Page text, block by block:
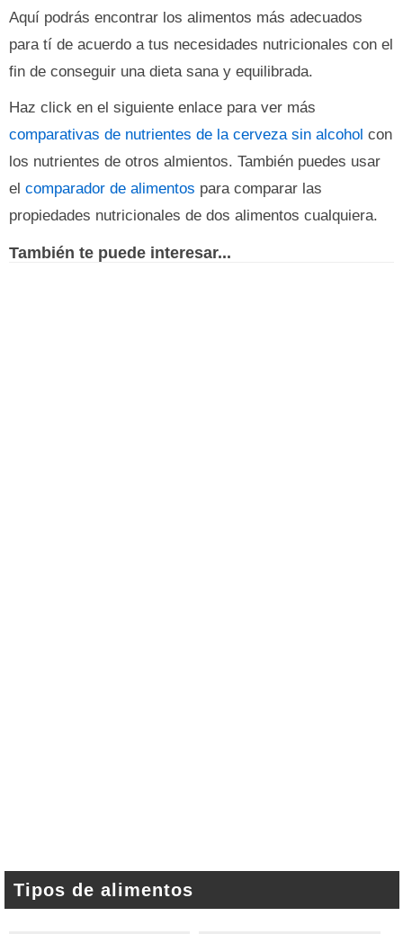
Aquí podrás encontrar los alimentos más adecuados
para tí de acuerdo a tus necesidades nutricionales con el
fin de conseguir una dieta sana y equilibrada.
Haz click en el siguiente enlace para ver más
comparativas de nutrientes de la cerveza sin alcohol con
los nutrientes de otros almientos. También puedes usar
el comparador de alimentos para comparar las
propiedades nutricionales de dos alimentos cualquiera.
También te puede interesar...
Tipos de alimentos